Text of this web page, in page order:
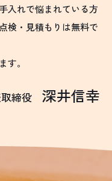
入れで悩まれている方
検・見積もりは無料で
す。
締役 深井信幸